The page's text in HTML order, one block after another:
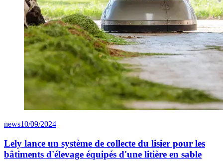
news10/09/2024
Lely lance un système de collecte du lisier pour les
bâtiments d'élevage équipés d'une litière en sable